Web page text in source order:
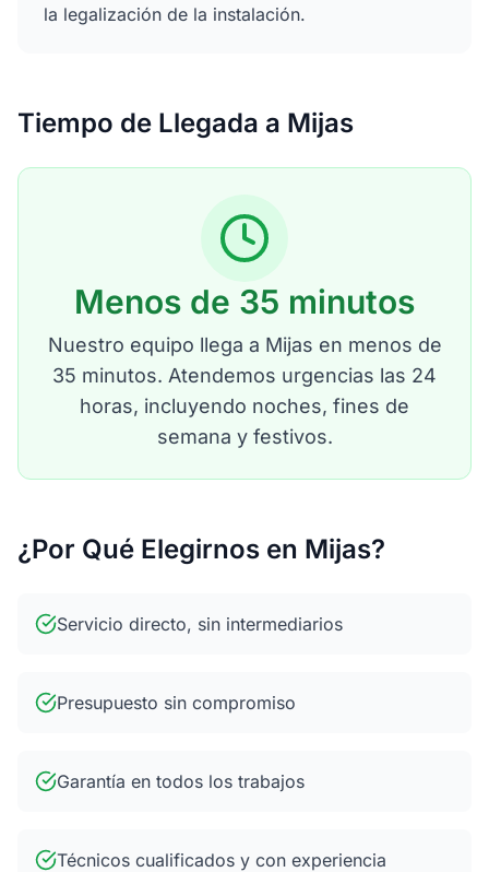
la legalización de la instalación.
Tiempo de Llegada a Mijas
Menos de 35 minutos
Nuestro equipo llega a Mijas en menos de
35 minutos. Atendemos urgencias las 24
horas, incluyendo noches, fines de
semana y festivos.
¿Por Qué Elegirnos en Mijas?
Servicio directo, sin intermediarios
Presupuesto sin compromiso
Garantía en todos los trabajos
Técnicos cualificados y con experiencia